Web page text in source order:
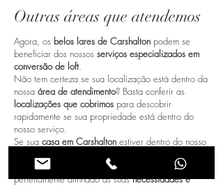
Outras áreas que atendemos
Agora, os belos lares de Carshalton podem se
beneficiar dos nossos serviços especializados em
conversão de loft.
Não tem certeza se sua localização está dentro da
nossa área de atendimento? Basta conferir as
localizações que cobrimos para descobrir
rapidamente se sua propriedade está dentro do
nosso serviço.
Se sua casa em Carshalton estiver dentro do nosso
seu loftem um espaço bonito e altamente funcional
perfeitamente alinhado às suasnecessidades e